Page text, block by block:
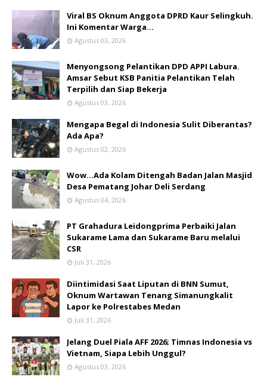
Viral BS Oknum Anggota DPRD Kaur Selingkuh.
Ini Komentar Warga…
Agustus 03, 2026
Menyongsong Pelantikan DPD APPI Labura.
Amsar Sebut KSB Panitia Pelantikan Telah
Terpilih dan Siap Bekerja
Agustus 03, 2026
Mengapa Begal di Indonesia Sulit Diberantas?
Ada Apa?
Agustus 02, 2026
Wow...Ada Kolam Ditengah Badan Jalan Masjid
Desa Pematang Johar Deli Serdang
Agustus 04, 2026
PT Grahadura Leidongprima Perbaiki Jalan
Sukarame Lama dan Sukarame Baru melalui
CSR
Juli 31, 2026
Diintimidasi Saat Liputan di BNN Sumut,
Oknum Wartawan Tenang Simanungkalit
Lapor ke Polrestabes Medan
Juli 31, 2026
Jelang Duel Piala AFF 2026; Timnas Indonesia vs
Vietnam, Siapa Lebih Unggul?
Agustus 03, 2026